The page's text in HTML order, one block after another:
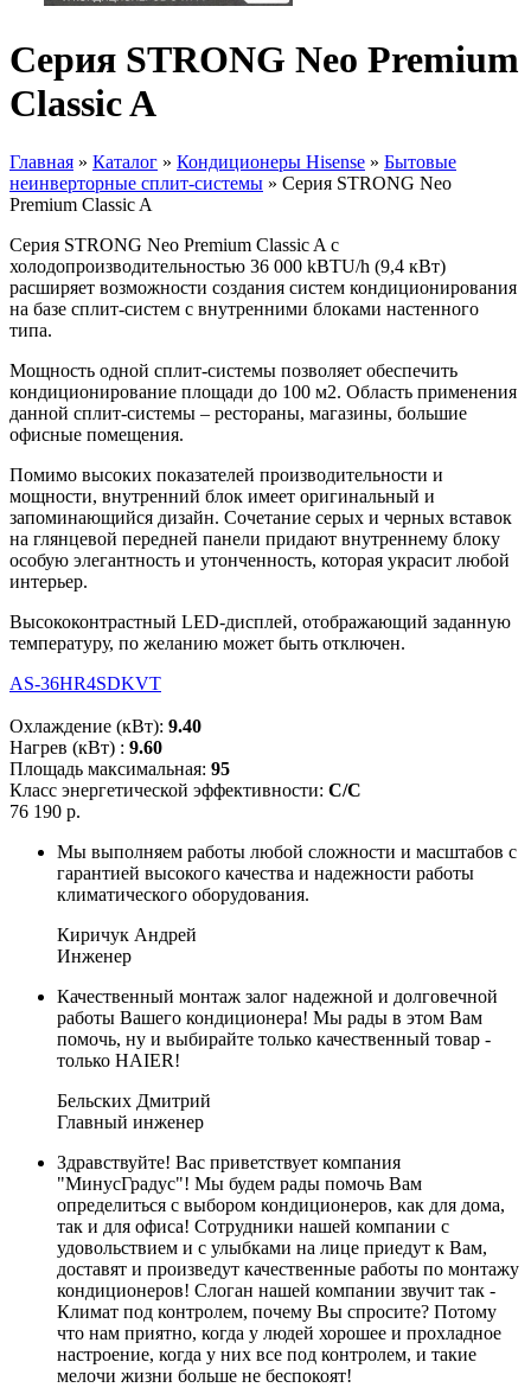
Серия STRONG Neo Premium
Classic A
Вы здесь
Главная » Каталог » Кондиционеры Hisense » Бытовые
неинверторные сплит-системы » Серия STRONG Neo
Premium Classic A
Серия STRONG Neo Premium Classic A с
холодопроизводительностью 36 000 kBTU/h (9,4 кВт)
расширяет возможности создания систем кондиционирования
на базе сплит-систем с внутренними блоками настенного
типа.
Мощность одной сплит-системы позволяет обеспечить
кондиционирование площади до 100 м2. Область применения
данной сплит-системы – рестораны, магазины, большие
офисные помещения.
Помимо высоких показателей производительности и
мощности, внутренний блок имеет оригинальный и
запоминающийся дизайн. Сочетание серых и черных вставок
на глянцевой передней панели придают внутреннему блоку
особую элегантность и утонченность, которая украсит любой
интерьер.
Высококонтрастный LED-дисплей, отображающий заданную
температуру, по желанию может быть отключен.
AS-36HR4SDKVT
Охлаждение (кВт): 9.40
Нагрев (кВт) : 9.60
Площадь максимальная: 95
Класс энергетической эффективности: С/С
76 190 р.
Мы выполняем работы любой сложности и масштабов с
гарантией высокого качества и надежности работы
климатического оборудования.
Киричук Андрей
Инженер
Качественный монтаж залог надежной и долговечной
работы Вашего кондиционера! Мы рады в этом Вам
помочь, ну и выбирайте только качественный товар -
только HAIER!
Бельских Дмитрий
Главный инженер
Здравствуйте! Вас приветствует компания
"МинусГрадус"! Мы будем рады помочь Вам
определиться с выбором кондиционеров, как для дома,
так и для офиса! Сотрудники нашей компании с
удовольствием и с улыбками на лице приедут к Вам,
доставят и произведут качественные работы по монтажу
кондиционеров! Слоган нашей компании звучит так -
Климат под контролем, почему Вы спросите? Потому
что нам приятно, когда у людей хорошее и прохладное
настроение, когда у них все под контролем, и такие
мелочи жизни больше не беспокоят!